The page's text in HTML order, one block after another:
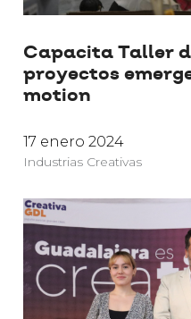
Capacita Taller
proyectos
motion
17 enero 2024
Industrias Creativas